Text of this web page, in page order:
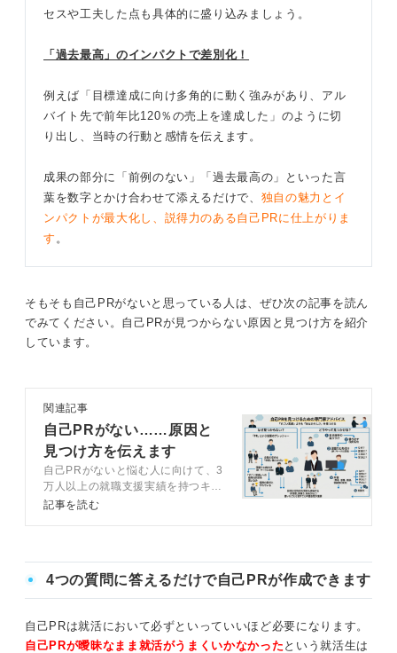
セスや工夫した点も具体的に盛り込みましょう。
「過去最高」のインパクトで差別化！
例えば「目標達成に向け多角的に動く強みがあり、アル
バイト先で前年比120％の売上を達成した」のように切
り出し、当時の行動と感情を伝えます。
成果の部分に「前例のない」「過去最高の」といった言
葉を数字とかけ合わせて添えるだけで、 独自の魅力とイ
ンパクトが最大化し、説得力のある自己PRに仕上がりま
す 。
そもそも自己PRがないと思っている人は、ぜひ次の記事を読ん
でみてください。自己PRが見つからない原因と見つけ方を紹介
しています。
関連記事
自己PRがない……原因と
見つけ方を伝えます
自己PRがないと悩む人に向けて、3
万人以上の就職支援実績を持つキャ
リアコンサルタントが、見つけ方を
を紹介します。
記事を読む
4つの質問に答えるだけで自己PRが作成できます
自己PRは就活において必ずといっていいほど必要になります。
自己PRが曖昧なまま就活がうまくいかなかった という就活生は